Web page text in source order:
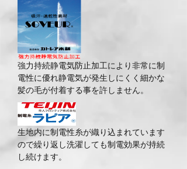
強力持続静電気防止加工により非常に制
電性に優れ静電気が発生しにくく細かな
髪の毛が付着する事を許しません。
生地内に制電性糸が織り込まれています
ので繰り返し洗濯しても制電効果が持続
し続けます。